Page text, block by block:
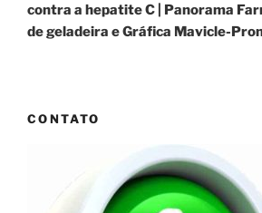
contra a hepatite C | Panorama
de geladeira e Gráfica Mavicle-
CONTATO